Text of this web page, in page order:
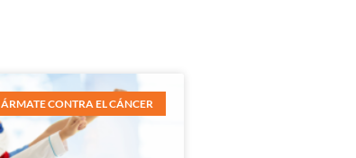
ÁRMATE CONTRA EL CÁNCER